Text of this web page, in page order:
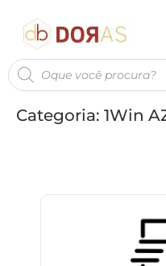
Categoria: 1Win